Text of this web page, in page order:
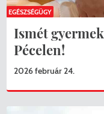
Ismét
Pécelen!
2026 február 24.
EGÉSZSÉGÜGY